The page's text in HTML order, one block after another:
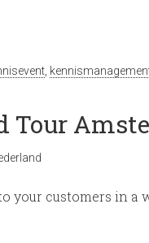
Tour
your customers in a